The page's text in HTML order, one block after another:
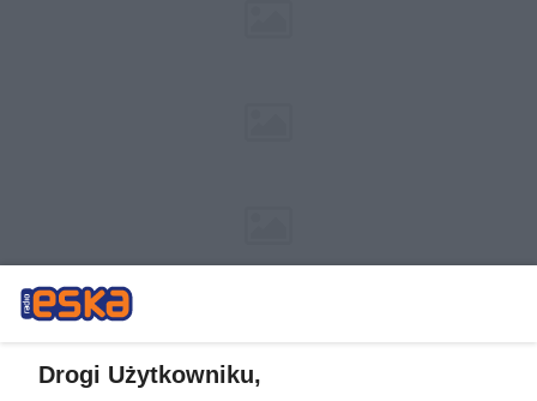
Drogi Użytkowniku,